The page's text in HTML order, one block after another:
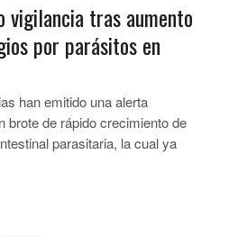
vigilancia tras aumento
por parásitos en
han emitido una alerta
brote de rápido crecimiento de
parasitaria, la cual ya